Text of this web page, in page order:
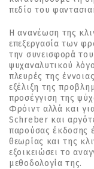
πεδίο του
Η ανανέωση της
επεξεργασία των
την συνεισφορά
ψυχαναλυτικού
πλευρές της
εξέλιξη της
προσέγγιση της
Φρόιντ αλλά και
Schreber και
παρούσας έκδοσης
θεωρίας και της
εξοικειώσει το
μεθοδολογία της.